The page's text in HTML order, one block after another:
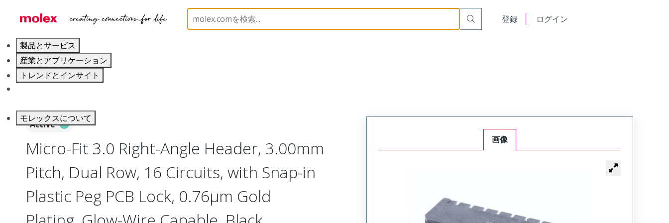
登録 ログイン
製品とサービス
産業とアプリケーション
トレンドとインサイト
モレックスについて
PCB / Wire Connectors PCB Headers and Receptacles 43045 430451602
Active
Micro-Fit 3.0 Right-Angle Header, 3.00mm
Pitch, Dual Row, 16 Circuits, with Snap-in
Plastic Peg PCB Lock, 0.76µm Gold
画像